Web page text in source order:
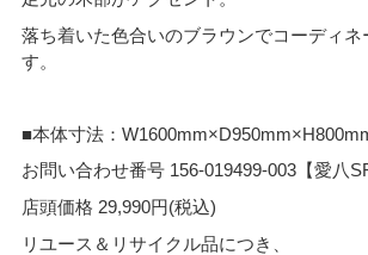
落ち着いた色合いのブラウンでコーディ
す。
■本体寸法：
お問い合わせ番号 156-019499-003【愛八SF
店頭価格 29,990円(税込)
リユース＆リサイクル品につき、